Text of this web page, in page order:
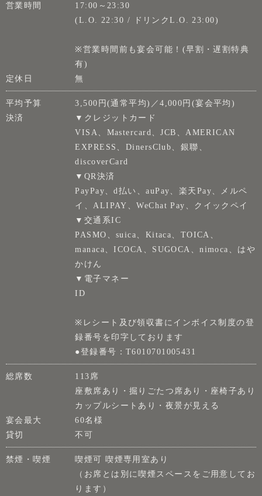
営業時間
17:00～23:30
(L.O. 22:30 / ドリンクL.O. 23:00)
※営業時間前も宴会可能！(早割・遅割特典
有)
定休日
無
平均予算
3,500円(通常平均)／4,000円(宴会平均)
決済
▼クレジットカード
VISA、Mastercard、JCB、AMERICAN
EXPRESS、DinersClub、銀聯、
discoverCard
▼QR決済
PayPay、d払い、auPay、楽天Pay、メルペ
イ、ALIPAY、WeChat Pay、クイックペイ
▼交通系IC
PASMO、suica、Kitaca、TOICA、
manaca、ICOCA、SUGOCA、nimoca、はや
かけん
▼電子マネー
ID
※レシート及び領収書にインボイス制度の登
録番号を印字しております
●登録番号：T6010701005431
総席数
113席
座敷席あり・掘りごたつ席あり・座椅子あり
カップルシートあり・夜景が見える
宴会最大
60名様
貸切
不可
禁煙・喫煙
喫煙可 喫煙専用室あり
（お席とは別に喫煙スペースをご用意してお
ります）